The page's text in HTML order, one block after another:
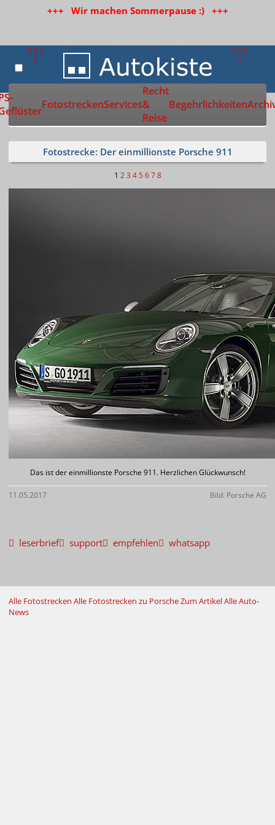
+++ Wir machen Sommerpause :) +++
Zur Startseite
FotostreckenServices
Recht
&
Reise
Begehrlichkeiten
Fotostrecke: Der einmillionste Porsche 911
1 2 3 4 5 6 7 8
Das ist der einmillionste Porsche 911. Herzlichen Glückwunsch!
11.05.2017 Bild: Porsche AG
leserbrief support empfehlen whatsapp
Alle Fotostrecken Alle Fotostrecken zu PorscheZum ArtikelAlle Auto-
News